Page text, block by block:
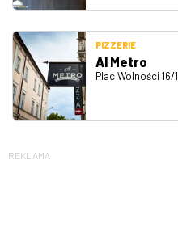
PIZZERIE
Al Metro
Plac Wolności 16/1
REKLAMA